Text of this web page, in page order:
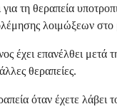
τη θεραπεία
λοιμώξεων
έχει επανέλθει
θεραπείες.
όταν έχετε